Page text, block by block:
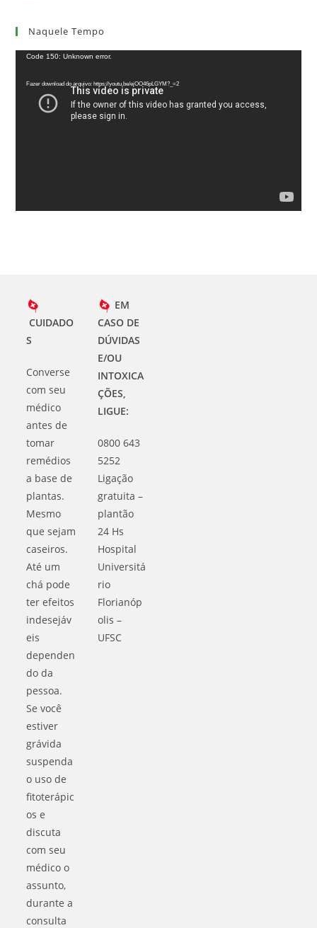
Naquele Tempo
Tocador
Code 150: Unknown error.
Fazer download do arquivo: https://youtu.be/ejOO46pLGYM?_=2
CUIDADO
S
Converse
com seu
médico
antes de
tomar
remédios
a base de
plantas.
Mesmo
que sejam
caseiros.
Até um
chá pode
ter efeitos
indesejáv
eis
dependen
do da
pessoa.
Se você
estiver
grávida
suspenda
o uso de
fitoterápic
os e
discuta
com seu
médico o
assunto,
durante a
consulta
EM
CASO DE
DÚVIDAS
E/OU
INTOXICA
ÇÕES,
LIGUE:
0800 643
5252
Ligação
gratuita –
plantão
24 Hs
Hospital
Universitá
rio
Florianóp
olis –
UFSC